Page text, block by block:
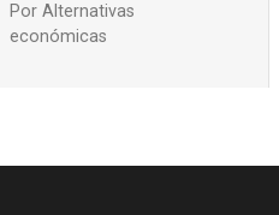
Por Alternativas
económicas